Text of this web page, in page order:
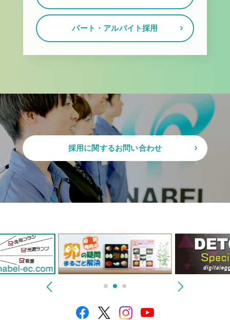
パート・アルバイト採用
採用に関するお問い合わせ